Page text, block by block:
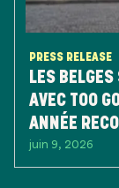
PRESS RELEASE
LES
AVEC TOO
ANNÉE
juin 9, 2026